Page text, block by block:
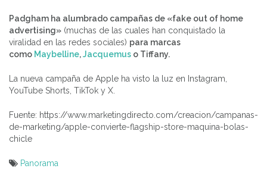
Padgham ha alumbrado campañas de «fake out of home
advertising» (muchas de las cuales han conquistado la
viralidad en las redes sociales) para marcas
como Maybelline,Jacquemus o Tiffany.
La nueva campaña de Apple ha visto la luz en Instagram,
YouTube Shorts, TikTok y X.
Fuente: https://www.marketingdirecto.com/creacion/campanas-
de-marketing/apple-convierte-flagship-store-maquina-bolas-
chicle
Panorama